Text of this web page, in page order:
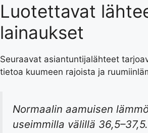
Luotettavat
lainaukset
Seuraavat asiantuntijalähteet
tietoa kuumeen rajoista ja
Normaalin aamuisen
useimmilla välillä 36,5–37,5.